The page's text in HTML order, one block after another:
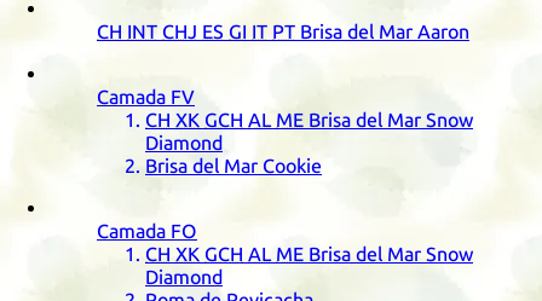
CH INT CHJ ES GI IT PT Brisa del Mar Aaron
Camada FV
CH XK GCH AL ME Brisa del Mar Snow
Diamond
Brisa del Mar Cookie
Camada FO
CH XK GCH AL ME Brisa del Mar Snow
Diamond